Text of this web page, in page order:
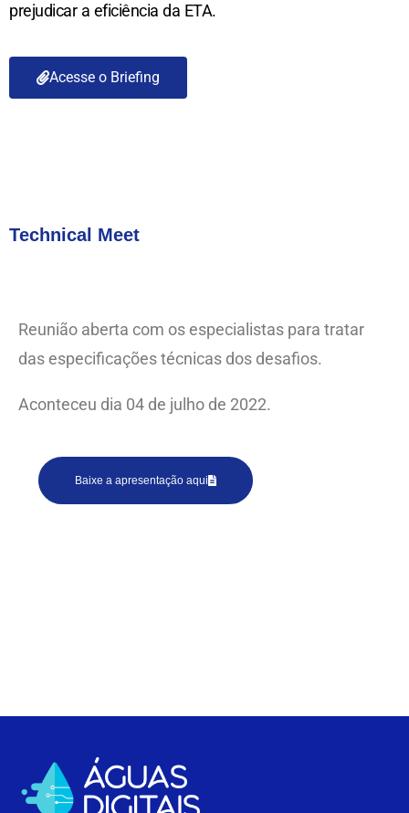
prejudicar a eficiência da ETA.
Acesse o Briefing
Technical Meet
Reunião aberta com os especialistas para tratar
das especificações técnicas dos desafios.
Aconteceu dia 04 de julho de 2022.
Baixe a apresentação aqui